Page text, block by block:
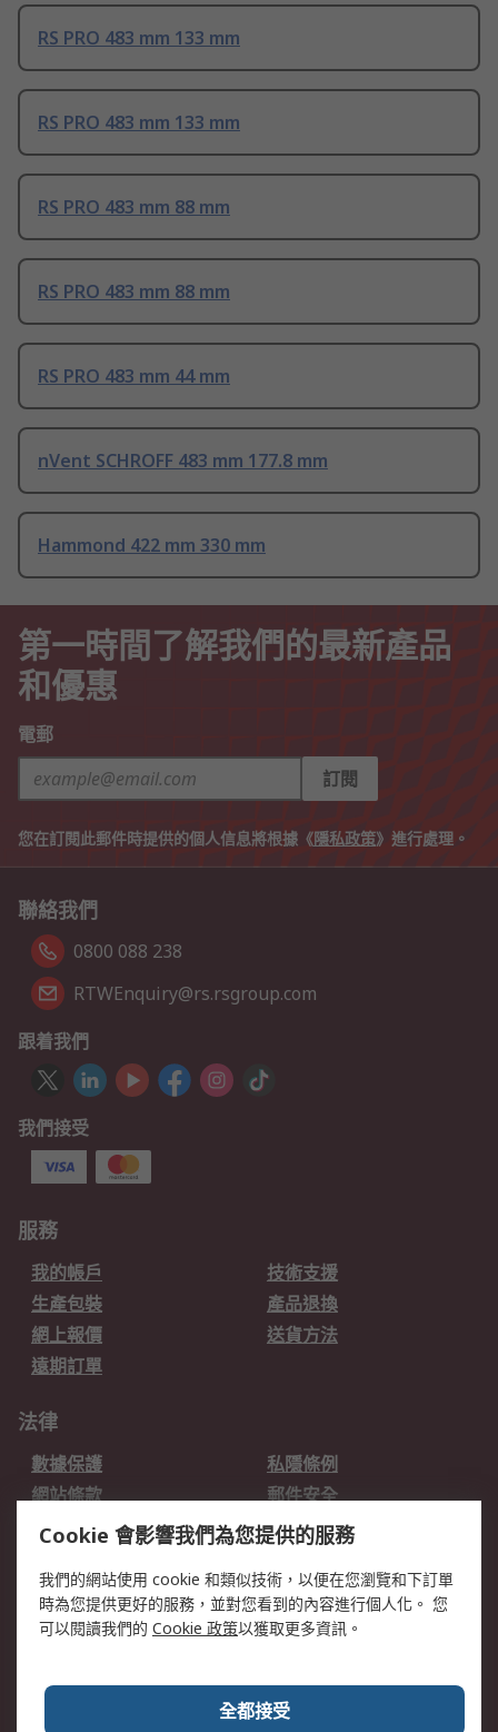
RS PRO 483 mm 133 mm
RS PRO 483 mm 133 mm
RS PRO 483 mm 88 mm
RS PRO 483 mm 88 mm
RS PRO 483 mm 44 mm
nVent SCHROFF 483 mm 177.8 mm
Hammond 422 mm 330 mm
第一時間了解我們的最新產品
和優惠
電郵
訂閱
您在訂閱此郵件時提供的個人信息將根據《隱私政策》進行處理。
聯絡我們
0800 088 238
RTWEnquiry@rs.rsgroup.com
跟着我們
我們接受
服務
我的帳戶
技術支援
生產包裝
產品退換
網上報價
送貨方法
遠期訂單
法律
數據保護
私隱條例
網站條款
郵件安全
销售条款和条件
關於RS
RS的歷史
關於RS
加入我們
新聞中心
RS銷售條款
Cookie 會影響我們為您提供的服務
我們的網站使用 cookie 和類似技術，以便在您瀏覽和下訂單
時為您提供更好的服務，並對您看到的內容進行個人化。 您
可以閱讀我們的 Cookie 政策以獲取更多資訊。
全都接受